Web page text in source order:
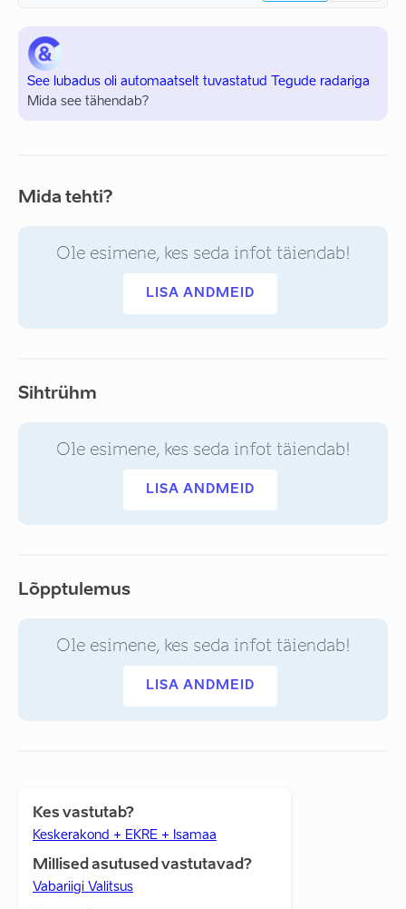
See lubadus oli automaatselt tuvastatud Tegude radariga
Mida see tähendab?
Mida tehti?
Ole esimene, kes seda infot täiendab!
LISA ANDMEID
Sihtrühm
Ole esimene, kes seda infot täiendab!
LISA ANDMEID
Lõpptulemus
Ole esimene, kes seda infot täiendab!
LISA ANDMEID
Kes vastutab?
Keskerakond + EKRE + Isamaa
Millised asutused vastutavad?
Vabariigi Valitsus